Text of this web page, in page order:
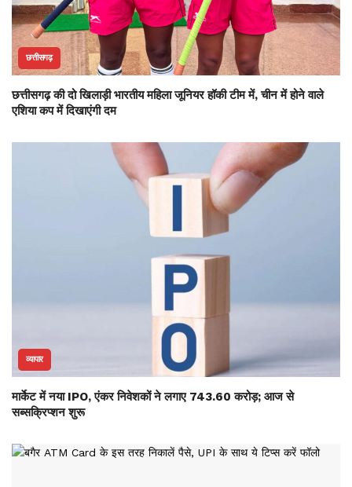
छत्तीसगढ़
छत्तीसगढ़ की दो खिलाड़ी भारतीय महिला जूनियर हॉकी टीम में, चीन में होने वाले
एशिया कप में दिखाएंगी दम
व्यापार
मार्केट में नया IPO, एंकर निवेशकों ने लगाए 743.60 करोड़; आज से
सब्सक्रिप्शन शुरू